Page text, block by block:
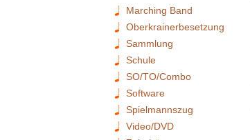
Marching Band
Oberkrainerbesetzung
Sammlung
Schule
SO/TO/Combo
Software
Spielmannszug
Video/DVD